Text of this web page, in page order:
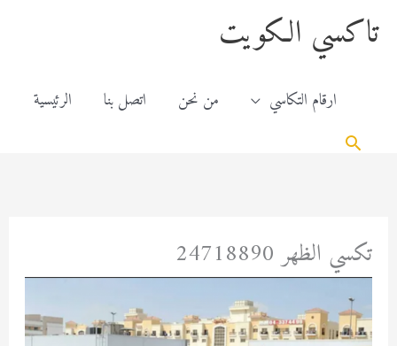
content
تخطيتاكسي الكويت
ارقام التكاسي من نحن اتصل بنا الرئيسية
البحث
تكسي الظهر 24718890